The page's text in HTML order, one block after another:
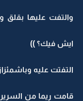
والتفت عليها بقلق
ايش فيك؟ ))
التفتت عليه
قامت ريما من